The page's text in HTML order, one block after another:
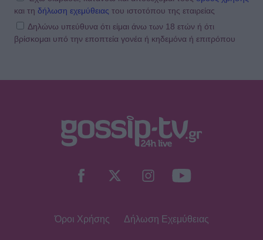
SHOWBIZ
GOSSIP SPECIALS
Δημήτρης Παπαμιχαήλ: Ο έρωτας, οι
πίσω από τον μεγάλο πρωταγωνιστή
και τη δήλωση εχεμύθειας του ιστοτόπου της εταιρείας
Δηλώνω υπεύθυνα ότι είμαι άνω των 18 ετών ή ότι
βρίσκομαι υπό την εποπτεία γονέα ή κηδεμόνα ή επιτρόπου
Όροι Χρήσης Δήλωση Εχεμύθειας